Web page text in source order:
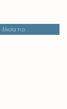
n.o.